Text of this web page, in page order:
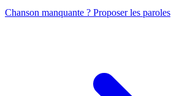
Chanson manquante ? Proposer les paroles